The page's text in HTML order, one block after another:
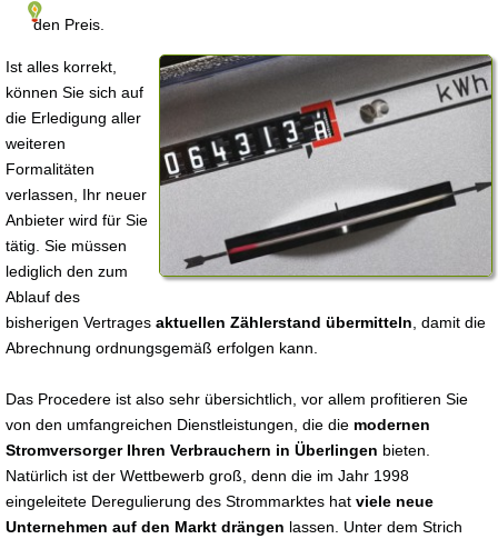
den Preis.
Ist alles korrekt,
können Sie sich auf
die Erledigung aller
weiteren
Formalitäten
verlassen, Ihr neuer
Anbieter wird für Sie
tätig. Sie müssen
lediglich den zum
Ablauf des
bisherigen Vertrages aktuellen Zählerstand übermitteln , damit die
Abrechnung ordnungsgemäß erfolgen kann.
Das Procedere ist also sehr übersichtlich, vor allem profitieren Sie
von den umfangreichen Dienstleistungen, die die modernen
Stromversorger Ihren Verbrauchern in Überlingen bieten.
Natürlich ist der Wettbewerb groß, denn die im Jahr 1998
eingeleitete Deregulierung des Strommarktes hat viele neue
Unternehmen auf den Markt drängen lassen. Unter dem Strich